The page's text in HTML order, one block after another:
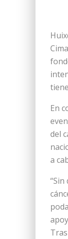
En
del
a